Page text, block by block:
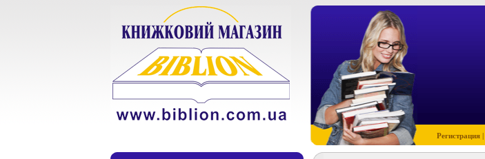
Регистрация |